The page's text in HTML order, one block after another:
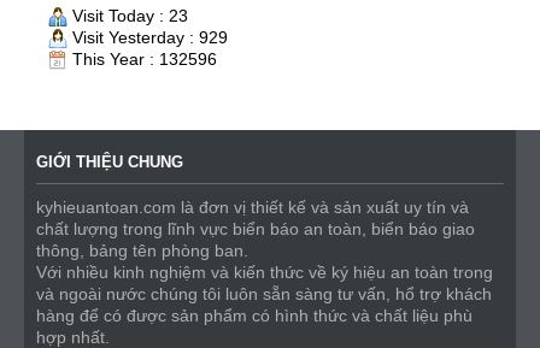
Visit Today : 23
Visit Yesterday : 929
This Year : 132596
GIỚI THIỆU CHUNG
kyhieuantoan.com là đơn vị thiết kế và sản xuất uy tín và
chất lượng trong lĩnh vực biển báo an toàn, biển báo giao
thông, bảng tên phòng ban.
Với nhiều kinh nghiệm và kiến thức về ký hiệu an toàn trong
và ngoài nước chúng tôi luôn sẵn sàng tư vấn, hổ trợ khách
hàng để có được sản phẩm có hình thức và chất liệu phù
hợp nhất.